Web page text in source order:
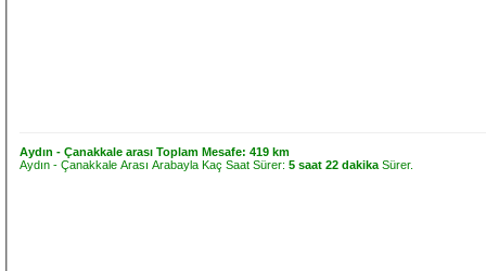
Aydın - Çanakkale arası Toplam Mesafe:419 km
Aydın - Çanakkale Arası Arabayla Kaç Saat Sürer:5 saat 22 dakika Sürer.